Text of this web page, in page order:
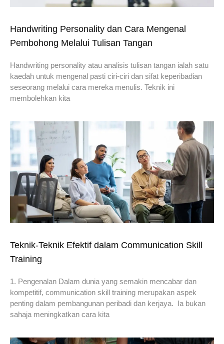
Handwriting Personality dan Cara Mengenal
Pembohong Melalui Tulisan Tangan
Handwriting personality atau analisis tulisan tangan ialah satu
kaedah untuk mengenal pasti ciri-ciri dan sifat keperibadian
seseorang melalui cara mereka menulis. Teknik ini
membolehkan kita
Teknik-Teknik Efektif dalam Communication Skill
Training
1. Pengenalan Dalam dunia yang semakin mencabar dan
kompetitif, communication skill training merupakan aspek
penting dalam pembangunan peribadi dan kerjaya. Ia bukan
sahaja meningkatkan cara kita